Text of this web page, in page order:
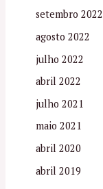
setembro 2022
agosto 2022
julho 2022
abril 2022
julho 2021
maio 2021
abril 2020
abril 2019